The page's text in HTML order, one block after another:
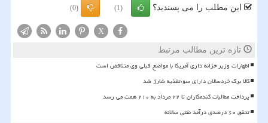
این مطلب را می پسندید؟ (1)
(0)
X
تازه ترین مطالب مرتبط
اظهارات وزیر خزانه داری آمریکا با مواضع قبلی وی متناقض است
کالا برگ خردسالان دارای سوءتغذیه شارژ شد
پرداخت مطالبات گندمکاران تا ۲۲ مرداد به ۲۱۰ همت می رسد
تحقق ۶۰ درصدی درآمد نفتی سالانه